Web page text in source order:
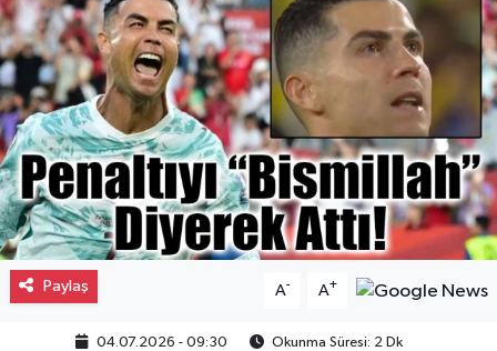
Paylaş A- A+
04.07.2026 - 09:30 Okunma Süresi: 2 Dk
Spor
Eğitim